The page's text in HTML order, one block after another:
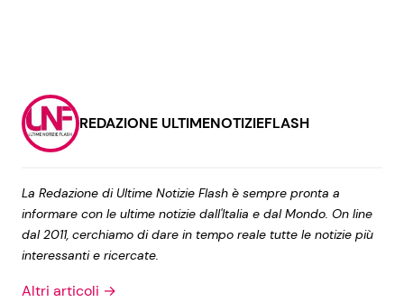
REDAZIONE ULTIMENOTIZIEFLASH
La Redazione di Ultime Notizie Flash è sempre pronta a
informare con le ultime notizie dall'Italia e dal Mondo. On line
dal 2011, cerchiamo di dare in tempo reale tutte le notizie più
interessanti e ricercate.
Altri articoli →